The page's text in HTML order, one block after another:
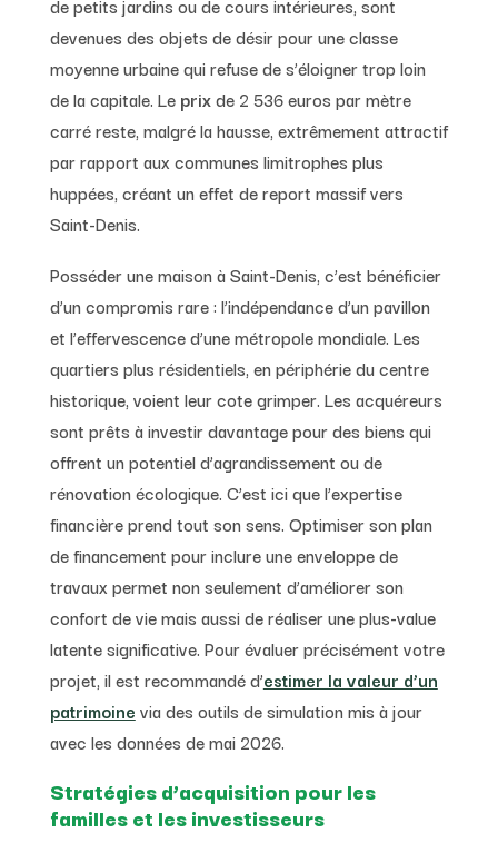
de petits jardins ou de cours intérieures, sont
devenues des objets de désir pour une classe
moyenne urbaine qui refuse de s’éloigner trop loin
de la capitale. Le prixde 2 536 euros par mètre
carré reste, malgré la hausse, extrêmement attractif
par rapport aux communes limitrophes plus
huppées, créant un effet de report massif vers
Saint-Denis.
Posséder une maison à Saint-Denis, c’est bénéficier
d’un compromis rare : l’indépendance d’un pavillon
et l’effervescence d’une métropole mondiale. Les
quartiers plus résidentiels, en périphérie du centre
historique, voient leur cote grimper. Les acquéreurs
sont prêts à investir davantage pour des biens qui
offrent un potentiel d’agrandissement ou de
rénovation écologique. C’est ici que l’expertise
financière prend tout son sens. Optimiser son plan
de financement pour inclure une enveloppe de
travaux permet non seulement d’améliorer son
confort de vie mais aussi de réaliser une plus-value
latente significative. Pour évaluer précisément votre
projet, il est recommandé d’estimer la valeur d’un
patrimoine via des outils de simulation mis à jour
avec les données de mai 2026.
Stratégies d’acquisition pour les
familles et les investisseurs